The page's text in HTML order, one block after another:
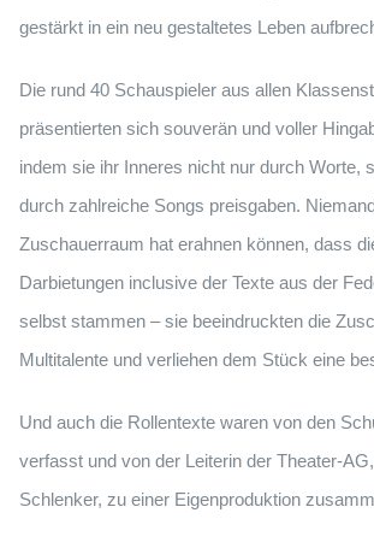
gestärkt in ein neu gestaltetes Leben
Die rund 40 Schauspieler aus allen
präsentierten sich souverän und voller
indem sie ihr Inneres nicht nur durch Worte,
durch zahlreiche Songs preisgaben.
Zuschauerraum hat erahnen können, dass
Darbietungen inclusive der Texte aus der
selbst stammen – sie beeindruckten die
Multitalente und verliehen dem Stück eine
Und auch die Rollentexte waren von den
verfasst und von der Leiterin der Theater-
Schlenker, zu einer Eigenproduktion